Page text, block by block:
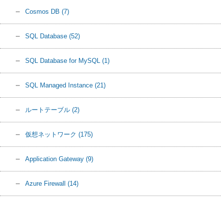
Cosmos DB (7)
SQL Database (52)
SQL Database for MySQL (1)
SQL Managed Instance (21)
ルートテーブル (2)
仮想ネットワーク (175)
Application Gateway (9)
Azure Firewall (14)